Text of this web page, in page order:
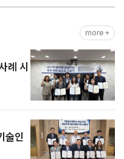
more +
례 시
술인